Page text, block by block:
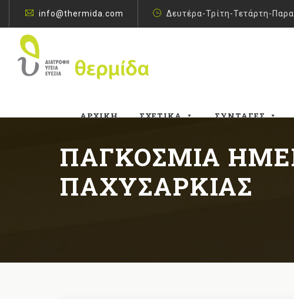
info@thermida.com Δευτέρα-Τρίτη-Τετάρτη-
ΑΡΧΙΚΉ ΣΧΕΤΙΚΆ ΣΥΝΤΑΓΈΣ
ΠΑΓΚΌΣΜΙΑ
ΠΑΧΥΣΑΡΚΊΑΣ